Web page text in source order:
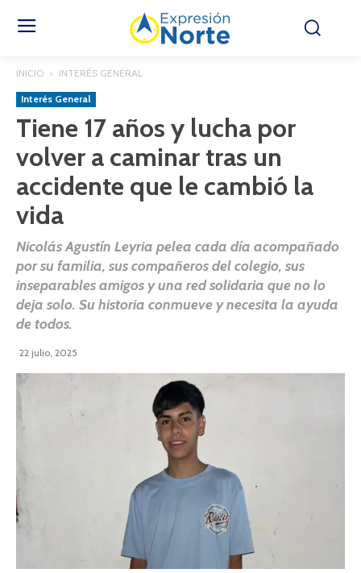
INICIO INTERÉS GENERAL
Interés General
Tiene 17 años y lucha por
volver a caminar tras un
accidente que le cambió la
vida
Nicolás Agustín Leyria pelea cada día acompañado
por su familia, sus compañeros del colegio, sus
inseparables amigos y una red solidaria que no lo
deja solo. Su historia conmueve y necesita la ayuda
de todos.
22 julio, 2025